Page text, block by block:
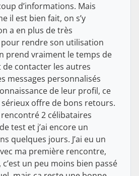
d’informations. Mais
il est bien fait, on s’y
a en plus de très
rendre son utilisation
prend vraiment le temps de
de contacter les autres
messages personnalisés
de leur profil, ce
offre de bons retours.
rencontré 2 célibataires
test et j’ai encore un
quelques jours. J’ai eu un
ma première rencontre,
un peu moins bien passé